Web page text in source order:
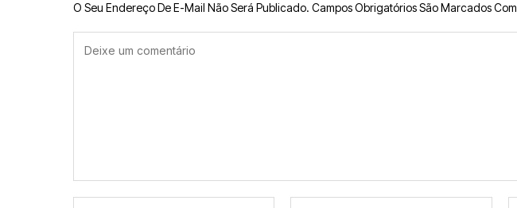
O Seu Endereço De E-Mail Não Será Publicado. Campos Obrigatórios São Marcados Com